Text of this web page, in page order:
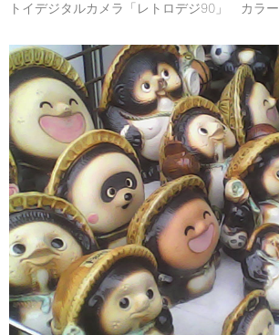
トイデジタルカメラ「レトロデジ90」 カラー